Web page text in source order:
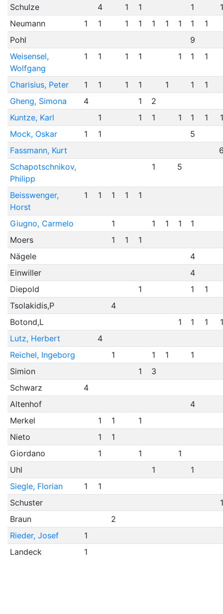
Schulze
4 1 1 1
1
Neumann
1 1 1 1 1 1 1 1
1
Pohl
9
Weisensel,
Wolfgang
1 1 1 1 1 1 1
Charisius, Peter 1 1 1 1 1 1
1
Gheng, Simona
4 1
2
Kuntze, Karl
1 1 1 1 1 1
1
Mock, Oskar
1 1
5
Fassmann, Kurt
Schapotschnikov,
Philipp
1 5
Beisswenger,
Horst
1 1 1 1 1
Giugno, Carmelo 1 1 1 1
1
Moers
1 1
1
Nägele
4
Einwiller
4
Diepold
1 1
1
Tsolakidis,P
4
Botond,L
1 1 1
1
Lutz, Herbert
4
Reichel, Ingeborg
1 1 1
1
Simion
1
3
Schwarz
4
Altenhof
4
Merkel
1 1
1
Nieto
1
1
Giordano
1 1
1
Uhl
1
1
Siegle, Florian
1
1
Schuster
1
Braun
2
Rieder, Josef
1
Landeck
1